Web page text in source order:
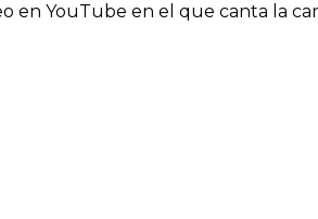
en YouTube en el que canta la